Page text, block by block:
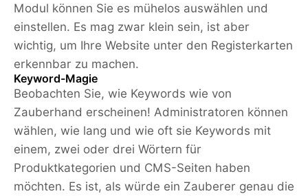
Modul können Sie es mühelos auswählen und
einstellen. Es mag zwar klein sein, ist aber
wichtig, um Ihre Website unter den Registerkarten
erkennbar zu machen.
Keyword-Magie
Beobachten Sie, wie Keywords wie von
Zauberhand erscheinen! Administratoren können
wählen, wie lang und wie oft sie Keywords mit
einem, zwei oder drei Wörtern für
Produktkategorien und CMS-Seiten haben
möchten. Es ist, als würde ein Zauberer genau die